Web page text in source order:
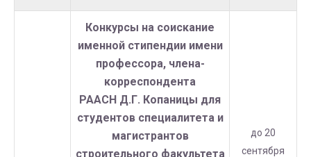
Конкурсы на соискание
именной стипендии имени
профессора, члена-
корреспондента
РААСН Д.Г. Копаницы для
студентов специалитета и
магистрантов
строительного факультета
до 20
сентября